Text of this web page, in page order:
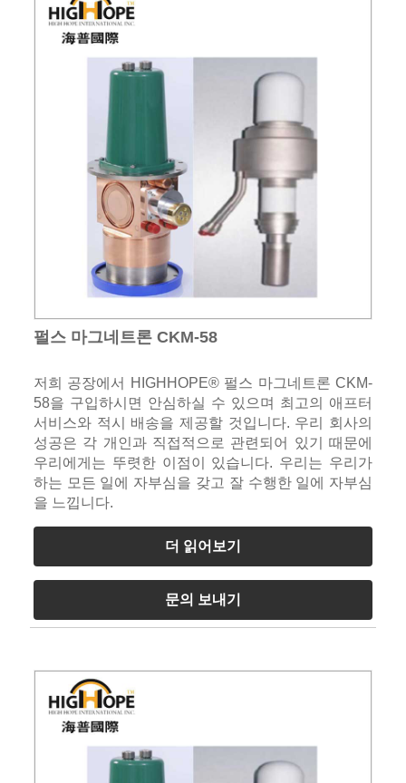
펄스 마그네트론 CKM-58
저희 공장에서 HIGHHOPE® 펄스 마그네트론 CKM-
58을 구입하시면 안심하실 수 있으며 최고의 애프터
서비스와 적시 배송을 제공할 것입니다. 우리 회사의
성공은 각 개인과 직접적으로 관련되어 있기 때문에
우리에게는 뚜렷한 이점이 있습니다. 우리는 우리가
하는 모든 일에 자부심을 갖고 잘 수행한 일에 자부심
을 느낍니다.
더 읽어보기
문의 보내기